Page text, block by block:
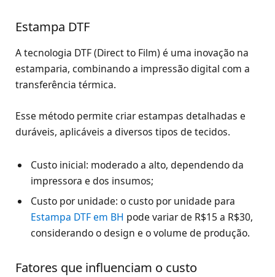
Estampa DTF
A tecnologia DTF (Direct to Film) é uma inovação na
estamparia, combinando a impressão digital com a
transferência térmica.
Esse método permite criar estampas detalhadas e
duráveis, aplicáveis a diversos tipos de tecidos.
Custo inicial: moderado a alto, dependendo da
impressora e dos insumos;
Custo por unidade: o custo por unidade para
Estampa DTF em BH pode variar de R$15 a R$30,
considerando o design e o volume de produção.
Fatores que influenciam o custo